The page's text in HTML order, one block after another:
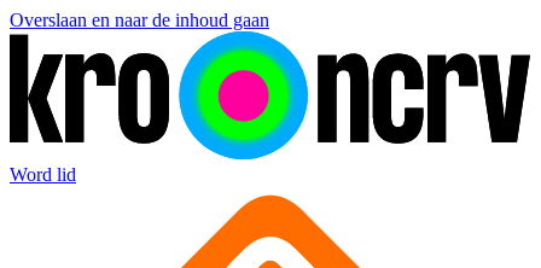
Overslaan en naar de inhoud gaan
Word lid